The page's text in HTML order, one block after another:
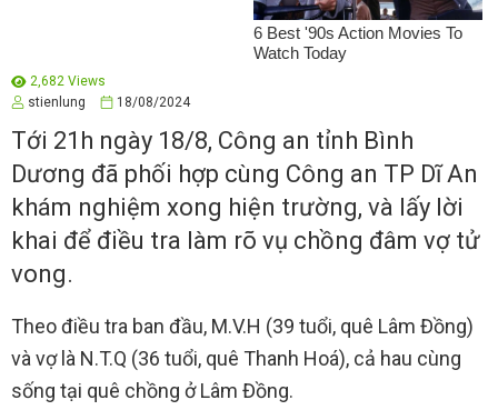
2,682 Views
stienlung
18/08/2024
Tới 21h ngày 18/8, Công an tỉnh Bình
Dương đã phối hợp cùng Công an TP Dĩ An
khám nghiệm xong hiện trường, và lấy lời
khai để điều tra làm rõ vụ chồng đâm vợ tử
vong.
Theo điều tra ban đầu, M.V.H (39 tuổi, quê Lâm Đồng)
và vợ là N.T.Q (36 tuổi, quê Thanh Hoá), cả hau cùng
sống tại quê chồng ở Lâm Đồng.